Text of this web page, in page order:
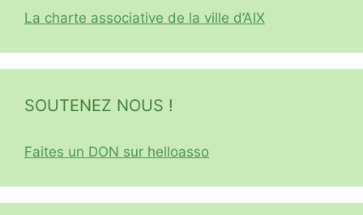
La charte associative de la ville d’AIX
SOUTENEZ NOUS !
Faites un DON sur helloasso